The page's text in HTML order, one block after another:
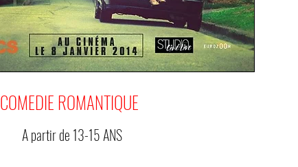
COMEDIE ROMANTIQUE
A partir de 13-15 ANS